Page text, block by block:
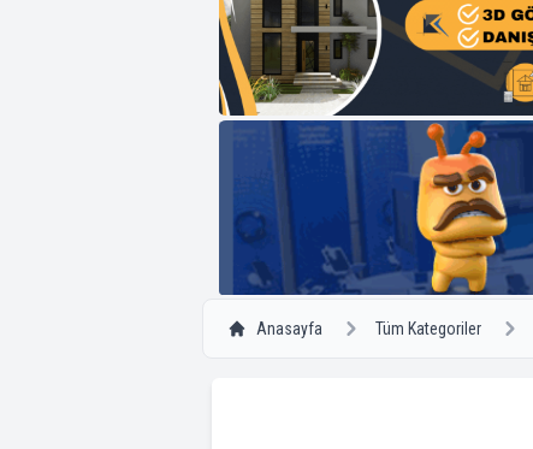
Anasayfa Tüm Kategoriler